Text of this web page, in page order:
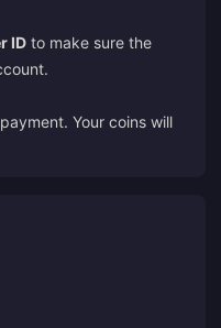
ID to make sure the
Your coins will